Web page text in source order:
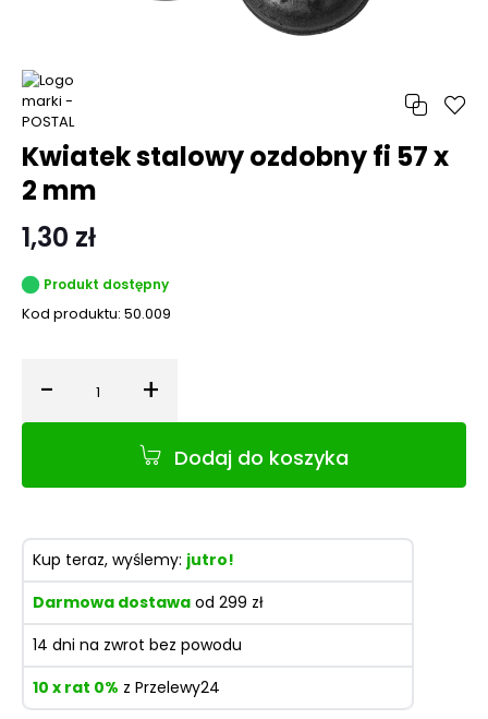
Kwiatek stalowy ozdobny fi 57 x
2 mm
1,30 zł
Produkt dostępny
Kod produktu: 50.009
- Ilość +
Dodaj do koszyka
Kup teraz, wyślemy: jutro!
Darmowa dostawa od 299 zł
14 dni na zwrot bez powodu
10 x rat 0% z Przelewy24